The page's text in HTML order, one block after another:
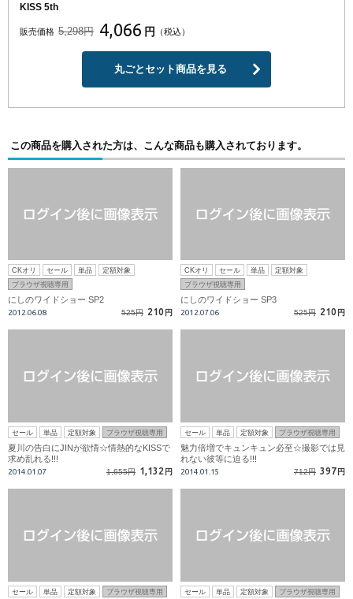
KISS 5th
販売価格 5,298円 4,066 円 （税込）
丸ごとセット商品を見る
この商品を購入された方は、こんな商品も購入されております。
CKオリ セール 単品
定額対象
ブラウザ視聴専用
にしのワイドショー SP2
2012.06.08 525円 210 円
CKオリ セール 単品
定額対象
ブラウザ視聴専用
にしのワイドショー SP3
2012.07.06 525円 210 円
セール 単品 定額対象 ブラウザ視聴専用
夏川の告白にJINが欲情☆情熱的なKISSで
求め乱れる!!!
2014.01.07 1,655円 1,132 円
セール 単品 定額対象 ブラウザ視聴専用
魅力倍増でキュンキュン必至☆撮影では見
れない彼等に迫る!!!
2014.01.15 712円 397 円
セール 単品 定額対象 ブラウザ視聴専用 セール 単品 定額対象 ブラウザ視聴専用